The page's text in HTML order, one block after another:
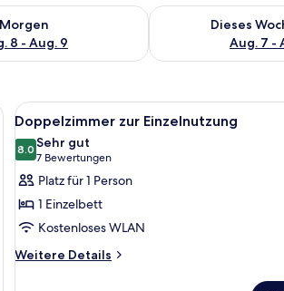
8.
Morgen
8 - Aug. 9
für morgen, Aug. 8 - Aug. 9.
Dieses
Aug. 7 -
Überprüfe die
Bett, einer Wandleuchte und einem dekorativen
Alle
Fotos
für
Doppelzimmer
zur
Einzelnutzung
anzeigen
Ein modernes
8
Doppelzimmer zur Einzelnutzung
8.08.0 von 10
Sehr gut
7 Bewertungen
(7
Bewertungen)
Platz für 1 Person
1 Einzelbett
Kostenloses WLAN
Weitere Details
Weitere